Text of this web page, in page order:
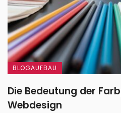
BLOGAUFBAU
Die Bedeutung der
Webdesign